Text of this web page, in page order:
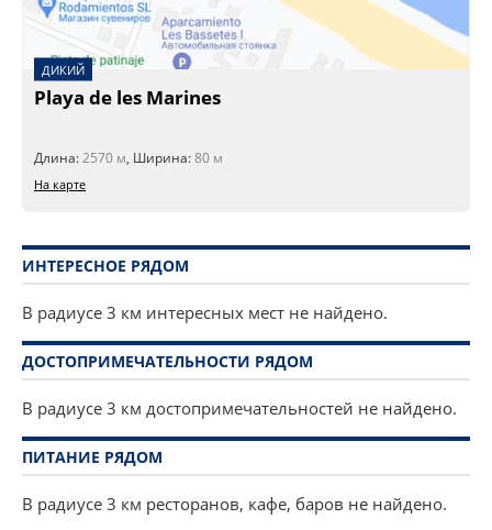
ДИКИЙ
Playa de les Marines
Длина:2570 м, Ширина:80 м
На карте
ИНТЕРЕСНОЕ РЯДОМ
В радиусе 3 км интересных мест не найдено.
ДОСТОПРИМЕЧАТЕЛЬНОСТИ РЯДОМ
В радиусе 3 км достопримечательностей не найдено.
ПИТАНИЕ РЯДОМ
В радиусе 3 км ресторанов, кафе, баров не найдено.